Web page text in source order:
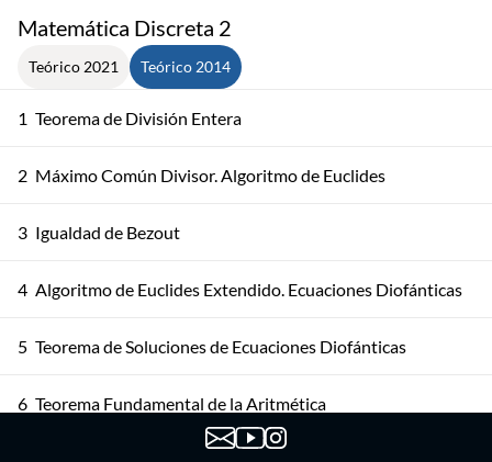
Matemática Discreta 2
Teórico 2021 Teórico 2014
1 Teorema de División Entera
2 Máximo Común Divisor. Algoritmo de Euclides
3 Igualdad de Bezout
4 Algoritmo de Euclides Extendido. Ecuaciones Diofánticas
5 Teorema de Soluciones de Ecuaciones Diofánticas
6 Teorema Fundamental de la Aritmética